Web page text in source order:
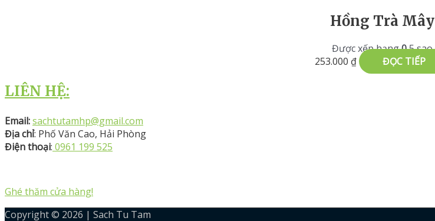
Hồng Trà Mây
Được xếp hạng05 sao
253.000 ₫ ĐỌC TIẾP
LIÊN HỆ:
Email:sachtutamhp@gmail.com
Địa chỉ: Phố Văn Cao, Hải Phòng
Điện thoại: 0961 199 525
Ghé thăm cửa hàng!
Copyright © 2026 | Sach Tu Tam